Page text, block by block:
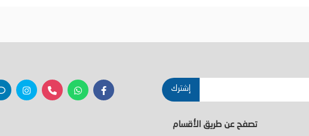
إشترك
تصفح عن طريق الأقسام